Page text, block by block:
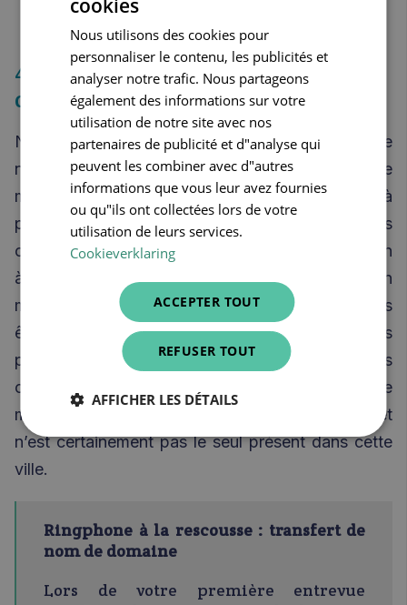
4. Choisissez bien votre nom de
domaine
Nom unique de votre site web sur l’Internet, votre
nom de domaine est un point qu’il vaut la peine de
mûrement réfléchir avant de créer le site à
proprement parler. Idéalement, il doit être le plus
clair, pertinent et concis possible. Faites attention
à ne pas donner l’impression de créer un
monopole dans la ville ou la commune où vous
êtes établi : par exemple, l’Ordre des médecins
pourrait bien vous taper sur les doigts si vous
choisissez comme nom de domaine « Cabinet de
médecine générale de Namur », car votre cabinet
n’est certainement pas le seul présent dans cette
ville.
Ringphone à la rescousse : transfert de
nom de domaine
Lors de votre première entrevue
cookies
Nous utilisons des cookies pour
personnaliser le contenu, les publicités et
analyser notre trafic. Nous partageons
également des informations sur votre
utilisation de notre site avec nos
partenaires de publicité et d"analyse qui
peuvent les combiner avec d"autres
informations que vous leur avez fournies
ou qu"ils ont collectées lors de votre
utilisation de leurs services.
Cookieverklaring
ACCEPTER TOUT
REFUSER TOUT
AFFICHER LES DÉTAILS